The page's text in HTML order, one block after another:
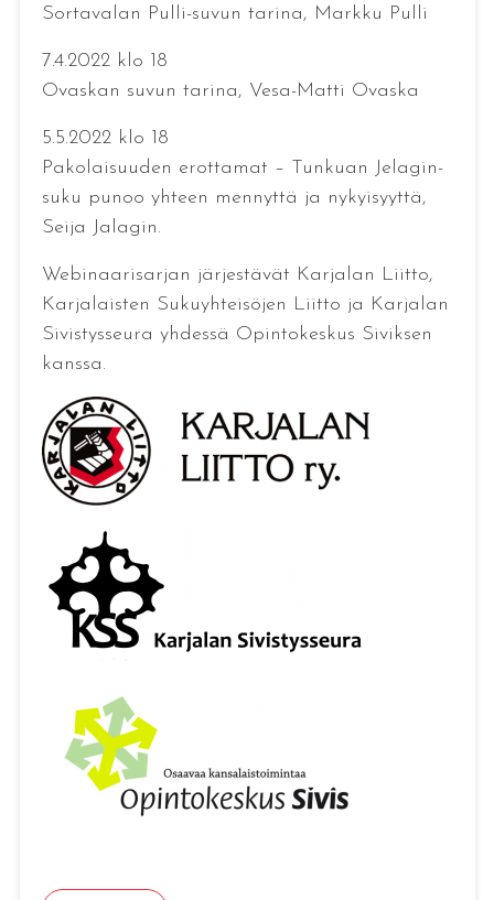
Sortavalan Pulli-suvun tarina, Markku Pulli
7.4.2022 klo 18
Ovaskan suvun tarina, Vesa-Matti Ovaska
5.5.2022 klo 18
Pakolaisuuden erottamat – Tunkuan Jelagin-
suku punoo yhteen mennyttä ja nykyisyyttä,
Seija Jalagin.
Webinaarisarjan järjestävät Karjalan Liitto,
Karjalaisten Sukuyhteisöjen Liitto ja Karjalan
Sivistysseura yhdessä Opintokeskus Siviksen
kanssa.